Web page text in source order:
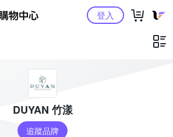
Yahoo購物中心登入
DUYAN 竹漾
追蹤品牌